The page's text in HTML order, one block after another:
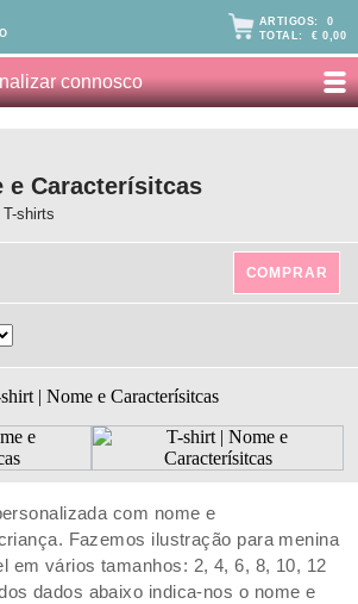
ARTIGOS: 0
TOTAL: € 0,00
connosco
e Caracterísitcas
shirts
COMPRAR
com nome e
Fazemos ilustração para menina
em vários tamanhos: 2, 4, 6, 8, 10, 12
dados abaixo indica-nos o nome e